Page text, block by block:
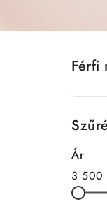
Férfi
Ár
3 500